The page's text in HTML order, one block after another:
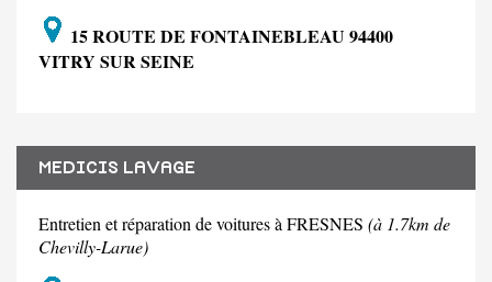
15 ROUTE DE FONTAINEBLEAU 94400
VITRY SUR SEINE
MEDICIS LAVAGE
Entretien et réparation de voitures à FRESNES (à 1.7km de
Chevilly-Larue)